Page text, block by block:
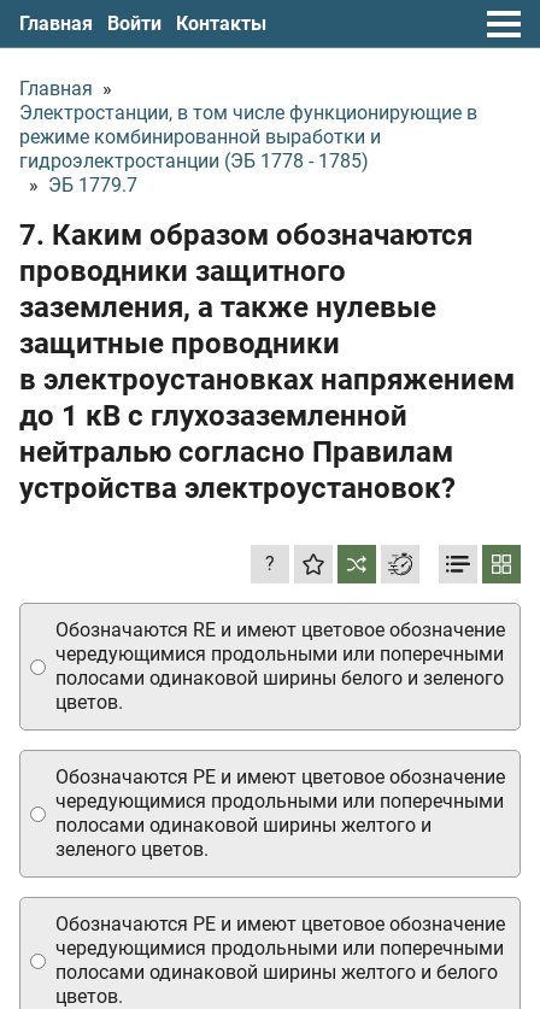
Главная Войти Контакты
Главная »
Электростанции, в том числе функционирующие в
режиме комбинированной выработки и
гидроэлектростанции (ЭБ 1778 - 1785)
» ЭБ 1779.7
7. Каким образом обозначаются
проводники защитного
заземления, а также нулевые
защитные проводники
в электроустановках напряжением
до 1 кВ с глухозаземленной
нейтралью согласно Правилам
устройства электроустановок?
?
Обозначаются PE и имеют цветовое обозначение
чередующимися продольными или поперечными
полосами одинаковой ширины желтого и
зеленого цветов.
Обозначаются RE и имеют цветовое обозначение
чередующимися продольными или поперечными
полосами одинаковой ширины белого и зеленого
цветов.
Обозначаются PE и имеют цветовое обозначение
чередующимися продольными или поперечными
полосами одинаковой ширины желтого и белого
цветов.